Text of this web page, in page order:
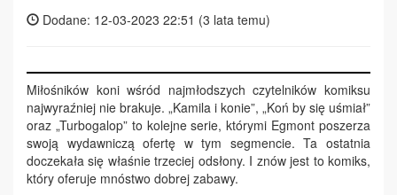
Dodane: 12-03-2023 22:51 (3 lata temu)
Miłośników koni wśród najmłodszych czytelników komiksu
najwyraźniej nie brakuje. „Kamila i konie”, „Koń by się uśmiał”
oraz „Turbogalop” to kolejne serie, którymi Egmont poszerza
swoją wydawniczą ofertę w tym segmencie. Ta ostatnia
doczekała się właśnie trzeciej odsłony. I znów jest to komiks,
który oferuje mnóstwo dobrej zabawy.